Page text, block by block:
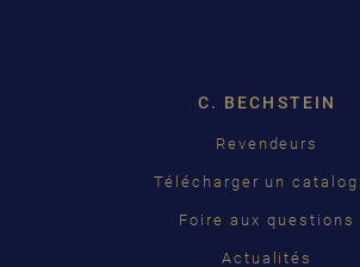
C. BECHSTEIN
Revendeurs
Télécharger un
Foire aux questions
Actualités